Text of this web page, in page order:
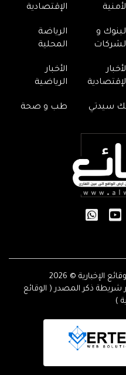
الإقتصادية
و
الرياضة
المحلية
الأخبار
الرياضية
سيدتي طب و صحة
© 2026
شريطة ذكر المصدر ( الوقائع
)